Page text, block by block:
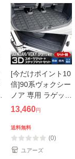
[今だけポイント10
倍]90系ヴォクシー
ノア 専用 ラゲッジ
＋ステップマット
ポーツマット 防水
90VOXY NOAH 傷
防止 カバ
13,460円
送料無料
(0)
ユアーズ